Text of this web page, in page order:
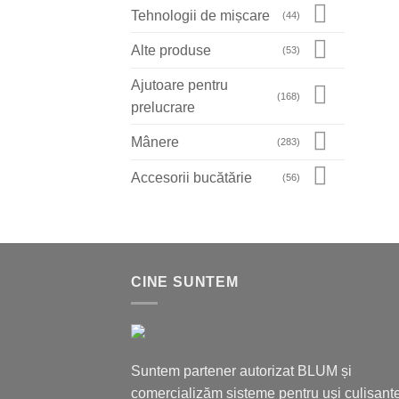
Tehnologii de mișcare (44)
Alte produse (53)
Ajutoare pentru
prelucrare
(168)
Mânere (283)
Accesorii bucătărie (56)
CINE SUNTEM
Suntem partener autorizat BLUM și
comercializăm sisteme pentru uşi